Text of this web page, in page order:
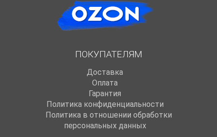
ПОКУПАТЕЛЯМ
Доставка
Оплата
Гарантия
Политика конфиденциальности
Политика в отношении обработки
персональных данных